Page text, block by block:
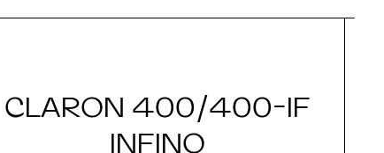
CLARON 400/400-IF
INFINO